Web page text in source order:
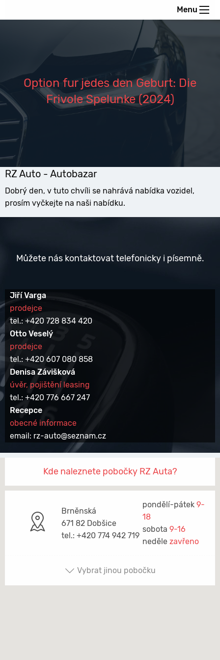
Menu
Option fur jedes den Geburt: Die
Frivole Spelunke (2024)
RZ Auto - Autobazar
Dobrý den, v tuto chvíli se nahrává nabídka vozidel,
prosím vyčkejte na naši nabídku.
Můžete nás kontaktovat telefonicky i písemně.
Jiří Varga
prodejce
tel.: +420 728 834 420
Otto Veselý
prodejce
tel.: +420 607 080 858
Denisa Závišková
úvěr, pojištění leasing
tel.: +420 776 667 247
Recepce
obecné informace
email: rz-auto@seznam.cz
Kde naleznete pobočky RZ Auta?
Brněnská
671 82 Dobšice
tel.: +420 774 942 719
pondělí-pátek 9-
18
sobota 9-16
neděle zavřeno
Vybrat jinou pobočku